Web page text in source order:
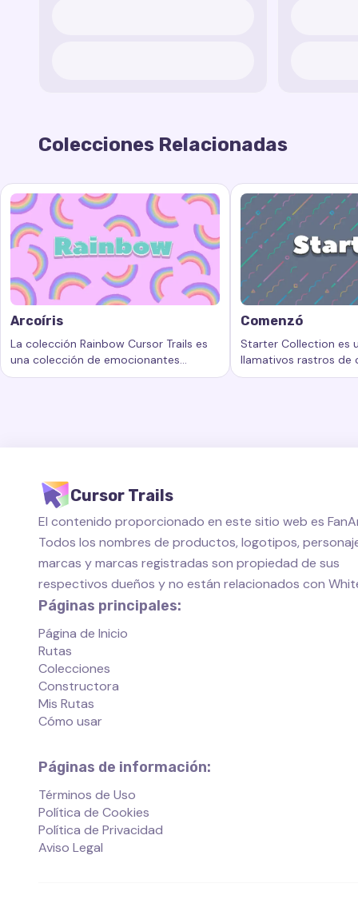
Colecciones Relacionadas
Arcoíris
La colección Rainbow Cursor Trails es
una colección de emocionantes
rastros de cursor que agregan un
Palabras clave:Arcoíris, rastros de cursor
Comenzó
Starter Collection es
llamativos rastros de
añaden un nuevo
Palabras clave:
Cursor Trails
El contenido proporcionado en este sitio web es
Todos los nombres de productos, logotipos,
marcas y marcas registradas son propiedad de sus
respectivos dueños y no están relacionados con
Páginas principales:
Página de Inicio
Rutas
Colecciones
Constructora
Mis Rutas
Cómo usar
Páginas de información:
Términos de Uso
Política de Cookies
Política de Privacidad
Aviso Legal